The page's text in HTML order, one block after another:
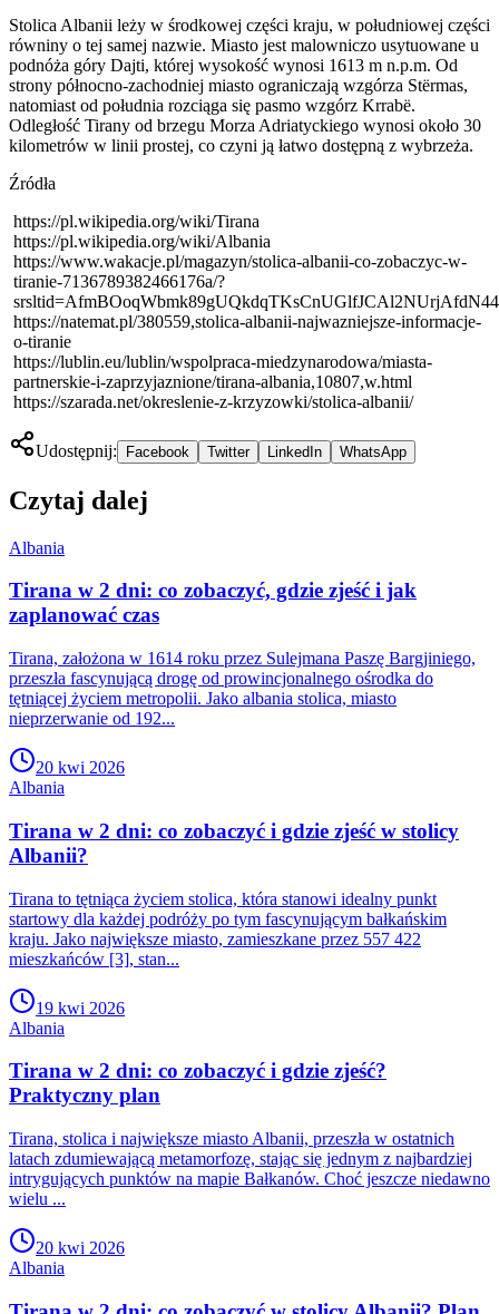
Stolica Albanii leży w środkowej części kraju, w południowej części
równiny o tej samej nazwie. Miasto jest malowniczo usytuowane u
podnóża góry Dajti, której wysokość wynosi 1613 m n.p.m. Od
strony północno-zachodniej miasto ograniczają wzgórza Stërmas,
natomiast od południa rozciąga się pasmo wzgórz Krrabë.
Odległość Tirany od brzegu Morza Adriatyckiego wynosi około 30
kilometrów w linii prostej, co czyni ją łatwo dostępną z wybrzeża.
Źródła
https://pl.wikipedia.org/wiki/Tirana
https://pl.wikipedia.org/wiki/Albania
https://www.wakacje.pl/magazyn/stolica-albanii-co-zobaczyc-w-
tiranie-7136789382466176a/?
https://natemat.pl/380559,stolica-albanii-najwazniejsze-informacje-
o-tiranie
https://lublin.eu/lublin/wspolpraca-miedzynarodowa/miasta-
partnerskie-i-zaprzyjaznione/tirana-albania,10807,w.html
https://szarada.net/okreslenie-z-krzyzowki/stolica-albanii/
Udostępnij: Facebook Twitter LinkedIn WhatsApp
Czytaj dalej
Albania
Tirana w 2 dni: co zobaczyć, gdzie zjeść i jak
zaplanować czas
Tirana, założona w 1614 roku przez Sulejmana Paszę Bargjiniego,
przeszła fascynującą drogę od prowincjonalnego ośrodka do
tętniącej życiem metropolii. Jako albania stolica, miasto
nieprzerwanie od 192...
20 kwi 2026
Albania
Tirana w 2 dni: co zobaczyć i gdzie zjeść w stolicy
Albanii?
Tirana to tętniąca życiem stolica, która stanowi idealny punkt
startowy dla każdej podróży po tym fascynującym bałkańskim
kraju. Jako największe miasto, zamieszkane przez 557 422
mieszkańców [3], stan...
19 kwi 2026
Albania
Tirana w 2 dni: co zobaczyć i gdzie zjeść?
Praktyczny plan
Tirana, stolica i największe miasto Albanii, przeszła w ostatnich
latach zdumiewającą metamorfozę, stając się jednym z najbardziej
intrygujących punktów na mapie Bałkanów. Choć jeszcze niedawno
wielu ...
20 kwi 2026
Albania